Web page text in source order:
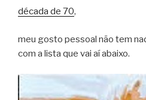
década de 70,
meu gosto pessoal não tem
com a lista que vai aí abaixo.